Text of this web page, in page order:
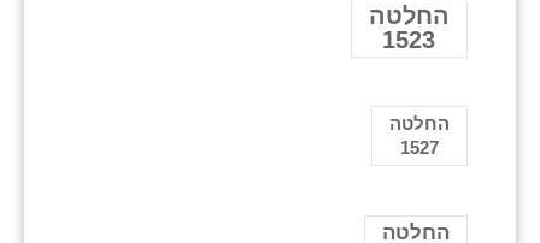
החלטה
1523
החלטה
1527
החלטה